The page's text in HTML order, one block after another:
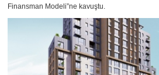
Finansman Modeli”ne kavuştu.